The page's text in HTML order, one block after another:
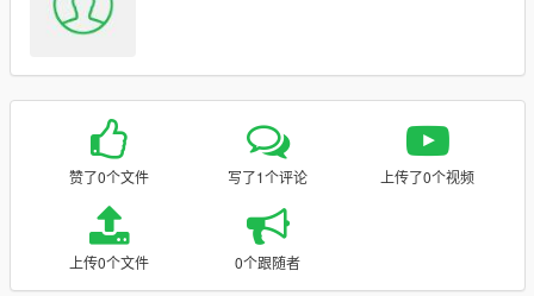
赞了0个文件 写了1个评论 上传了0个视频
上传0个文件 0个跟随者